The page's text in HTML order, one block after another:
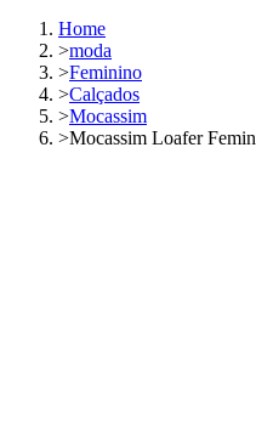
Home
>moda
>Feminino
>Calçados
>Mocassim
>Mocassim Loafer